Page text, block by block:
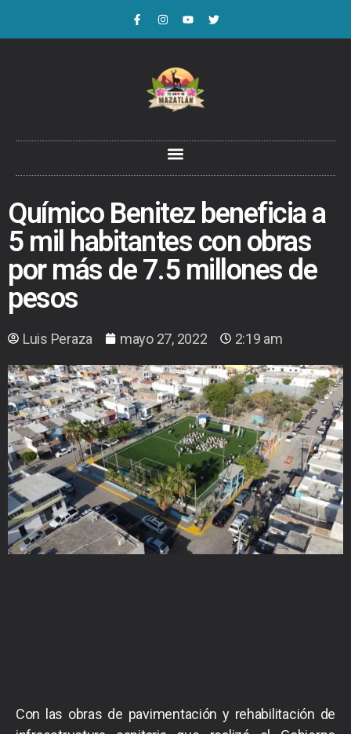
Químico Benitez beneficia a
5 mil habitantes con obras
por más de 7.5 millones de
pesos
Luis Peraza mayo 27, 2022 2:19 am
Con las obras de pavimentación y rehabilitación de